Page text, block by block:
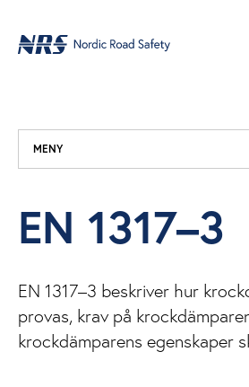
MENY
EN 1317–3
EN 1317–3 beskriver hur
provas, krav på
krockdämparens egenskaper